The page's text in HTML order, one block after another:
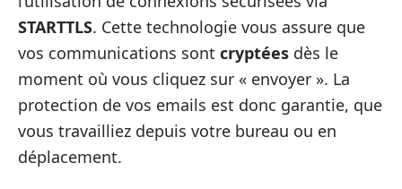
STARTTLS. Cette technologie vous assure que
vos communications sont cryptées dès le
moment où vous cliquez sur « envoyer ». La
protection de vos emails est donc garantie, que
vous travailliez depuis votre bureau ou en
déplacement.